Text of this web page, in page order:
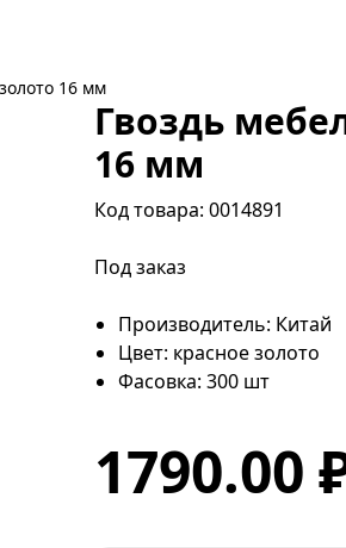
16 мм
Гвоздь
16 мм
Код товара: 0014891
Под заказ
Производитель: Китай
Цвет: красное золото
Фасовка: 300 шт
1790.00